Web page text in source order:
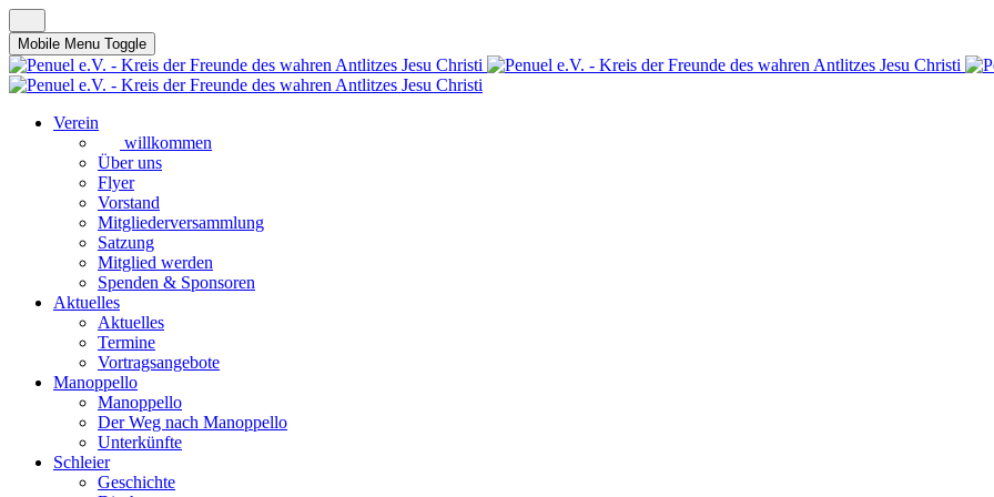
Mobile Menu Toggle
Verein
willkommen
Über uns
Flyer
Vorstand
Mitgliederversammlung
Satzung
Mitglied werden
Spenden & Sponsoren
Aktuelles
Aktuelles
Termine
Vortragsangebote
Manoppello
Manoppello
Der Weg nach Manoppello
Unterkünfte
Schleier
Geschichte